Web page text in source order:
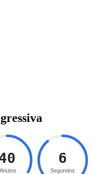
5
Segundos